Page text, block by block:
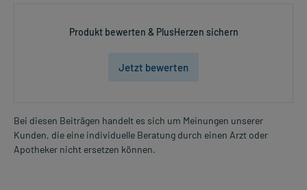
Produkt bewerten & PlusHerzen sichern
Jetzt bewerten
Bei diesen Beiträgen handelt es sich um Meinungen unserer
Kunden, die eine individuelle Beratung durch einen Arzt oder
Apotheker nicht ersetzen können.